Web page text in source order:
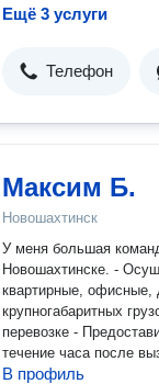
Ещё 3 услуги
Телефон
Максим Б.
Новошахтинск
У меня большая команда грузчиков и разнорабочих в
Новошахтинске. -
квартирные, офисные,
крупногабаритных
перевозке -
течение часа после
В профиль